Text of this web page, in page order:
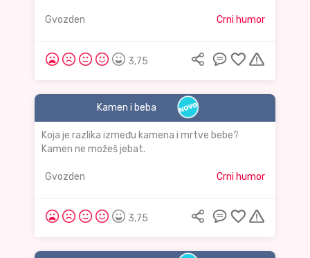
Gvozden Crni humor
3,75
Kamen i beba
Koja je razlika između kamena i mrtve bebe?
Kamen ne možeš jebat.
Gvozden Crni humor
3,75